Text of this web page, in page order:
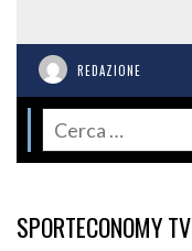
REDAZIONE
SPORTECONOMY TV